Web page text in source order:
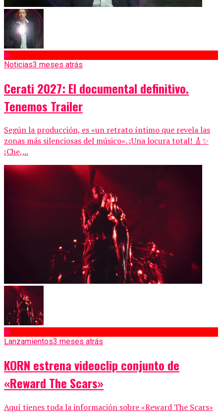
Noticias3 meses atrás
Cerati 2027: El documental definitivo.
Tenemos Trailer
Según la producción, es «un retrato íntimo que revela las
zonas más silenciosas del músico». ¡Una locura total! 🎸✨
¡Che,...
Lanzamientos3 meses atrás
KORN estrena videoclip conjunto de
«Reward The Scars»
Aquí tienes toda la información sobre «Reward The Scars»